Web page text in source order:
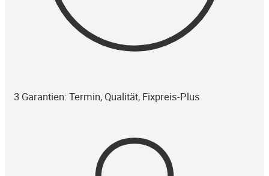
3 Garantien: Termin, Qualität, Fixpreis-Plus